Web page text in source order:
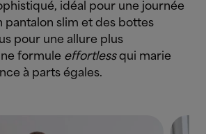
idéal pour une journée
pantalon slim et des bottes
pour une allure plus
formule effortlessqui marie
à parts égales.